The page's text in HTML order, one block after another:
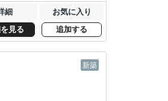
細 お気に入り
見る 追加する
新築